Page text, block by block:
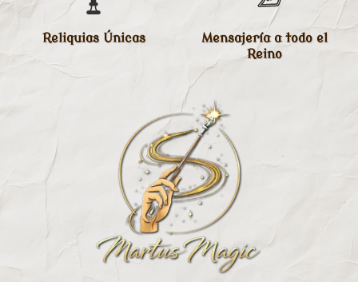
Reliquias Únicas
Mensajería a todo el
Reino